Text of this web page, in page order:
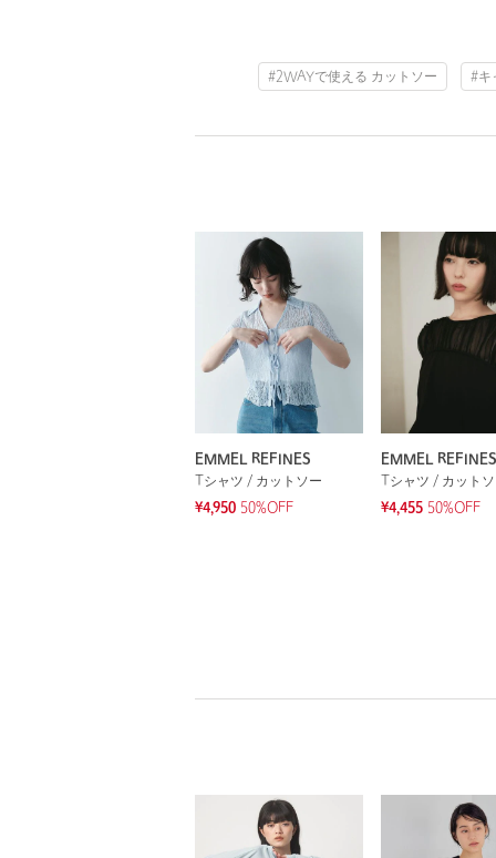
#2WAYで使える カットソー #キ
EMMEL REFINES
Tシャツ / カットソー
¥4,950 50%OFF
EMMEL REFINES
Tシャツ / カット
¥4,455 50%OFF